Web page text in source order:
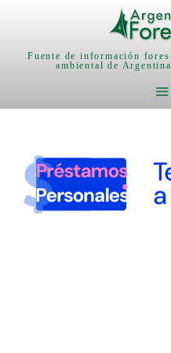
Fuente de información
ambiental de